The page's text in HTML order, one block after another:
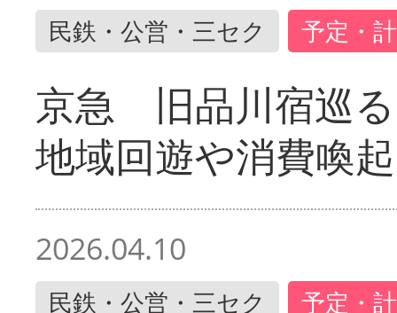
民鉄・公営・三セク 予定・
京急 旧品川宿巡
地域回遊や消費喚起
2026.04.10
民鉄・公営・三セク 予定・